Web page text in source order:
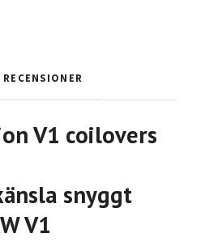
RECENSIONER
V1 coilovers
snyggt
V1